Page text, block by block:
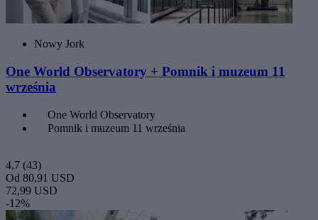
Nowy Jork
One World Observatory + Pomnik i muzeum 11
września
One World Observatory
Pomnik i muzeum 11 września
4,7 (43)
Od 80,91 USD
72,99 USD
-12%